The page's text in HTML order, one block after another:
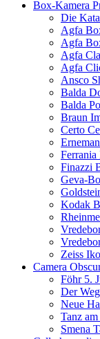
Box-Kamera
Die
Agfa
Agfa
Agfa
Agfa
Ansco
Balda
Balda
Braun
Certo
Finazzi
Geva-
Kodak
Zeiss
Camera
Föhr 5.
Der
Neue
Tanz
Smena